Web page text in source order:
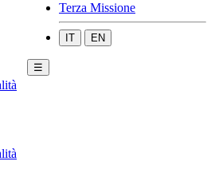
Terza Missione
IT EN
☰